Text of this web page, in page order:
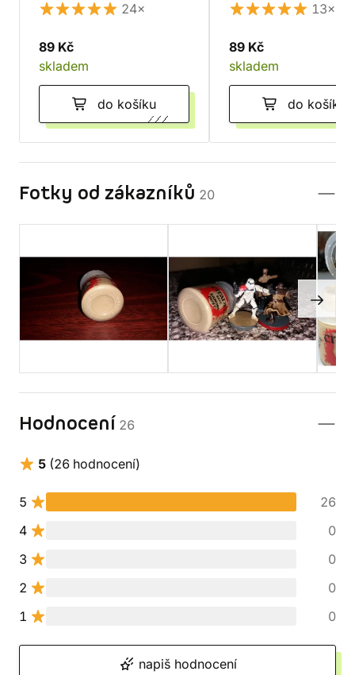
24×
89 Kč
skladem
do košíku
13×
89 Kč
skladem
do košíku
Fotky od zákazníků 20
Hodnocení 26
5 (26 hodnocení)
5
26
4
0
3
0
2
0
1
0
napiš hodnocení